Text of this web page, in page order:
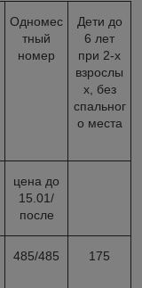
Одномес
тный
номер
Дети до
6 лет
при 2-х
взрослы
х, без
спальног
о места
цена до
15.01/
после
485/485 175